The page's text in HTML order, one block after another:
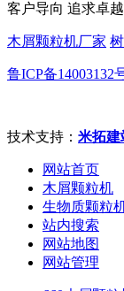
客户导向 追求卓
木屑颗粒机厂家
鲁ICP备14003132
技术支持： 米拓建
网站首页
木屑颗粒机
生物质颗粒
站内搜索
网站地图
网站管理